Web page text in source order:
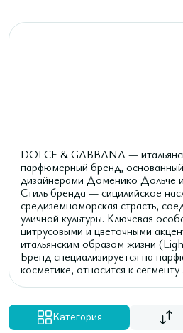
DOLCE & GABBANA —
парфюмерный бренд,
дизайнерами Доменико Дольче
Стиль бренда — сицилийское
средиземноморская страсть,
уличной культуры. Ключевая
цитрусовыми и цветочными
итальянским образом жизни
Бренд специализируется на
косметике, относится к сегменту
Категория